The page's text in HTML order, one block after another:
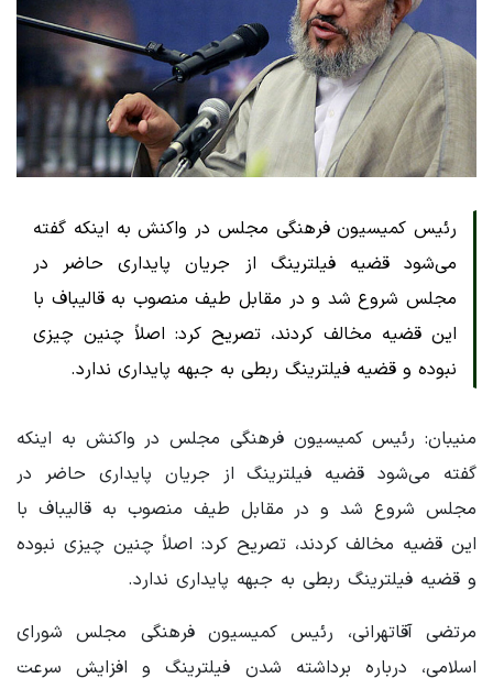
رئیس کمیسیون فرهنگی مجلس در واکنش به اینکه گفته
می‌شود قضیه فیلترینگ از جریان پایداری حاضر در
مجلس شروع شد و در مقابل طیف منصوب به قالیباف با
این قضیه مخالف کردند، تصریح کرد: اصلاً چنین چیزی
نبوده و قضیه فیلترینگ ربطی به جبهه پایداری ندارد.
منیبان: رئیس کمیسیون فرهنگی مجلس در واکنش به اینکه
گفته می‌شود قضیه فیلترینگ از جریان پایداری حاضر در
مجلس شروع شد و در مقابل طیف منصوب به قالیباف با
این قضیه مخالف کردند، تصریح کرد: اصلاً چنین چیزی نبوده
و قضیه فیلترینگ ربطی به جبهه پایداری ندارد.
مرتضی آقاتهرانی، رئیس کمیسیون فرهنگی مجلس شورای
اسلامی، درباره برداشته شدن فیلترینگ و افزایش سرعت